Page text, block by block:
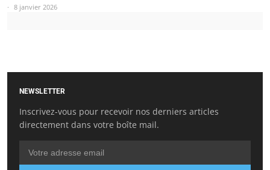
8 janvier 2026
NEWSLETTER
Inscrivez-vous pour recevoir nos derniers articles
directement dans votre boîte mail.